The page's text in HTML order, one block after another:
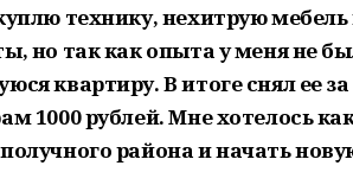
технику, нехитрую
но так как опыта у меня не
квартиру. В итоге снял ее
1000 рублей. Мне хотелось
района и начать